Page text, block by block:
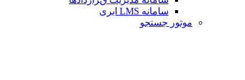
سامانه LMS ابری
موتور جستجو